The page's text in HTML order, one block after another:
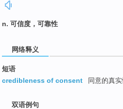
n. 可信度，可靠性
网络释义
短语
credibleness of consent
同意的真实
双语例句